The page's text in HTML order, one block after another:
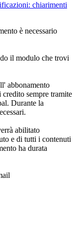
chiarimenti
è necessario
il modulo che trovi
abbonamento
sempre tramite
Durante la
abilitato
e di tutti i contenuti
ha durata